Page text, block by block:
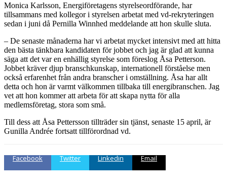
Monica Karlsson, Energiföretagens styrelseordförande, har
tillsammans med kollegor i styrelsen arbetat med vd-rekryteringen
sedan i juni då Pernilla Winnhed meddelande att hon skulle sluta.
– De senaste månaderna har vi arbetat mycket intensivt med att hitta
den bästa tänkbara kandidaten för jobbet och jag är glad att kunna
säga att det var en enhällig styrelse som föreslog Åsa Petterson.
Jobbet kräver djup branschkunskap, internationell förståelse men
också erfarenhet från andra branscher i omställning. Åsa har allt
detta och hon är varmt välkommen tillbaka till energibranschen. Jag
vet att hon kommer att arbeta för att skapa nytta för alla
medlemsföretag, stora som små.
Till dess att Åsa Pettersson tillträder sin tjänst, senaste 15 april, är
Gunilla Andrée fortsatt tillförordnad vd.
Facebook Twitter Linkedin Email